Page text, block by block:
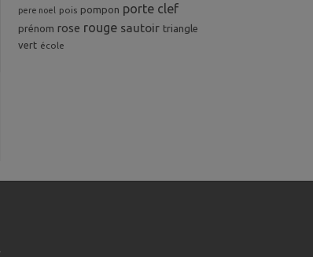
pere noel pois pompon porte clef
prénom rose rouge sautoir triangle
vert école